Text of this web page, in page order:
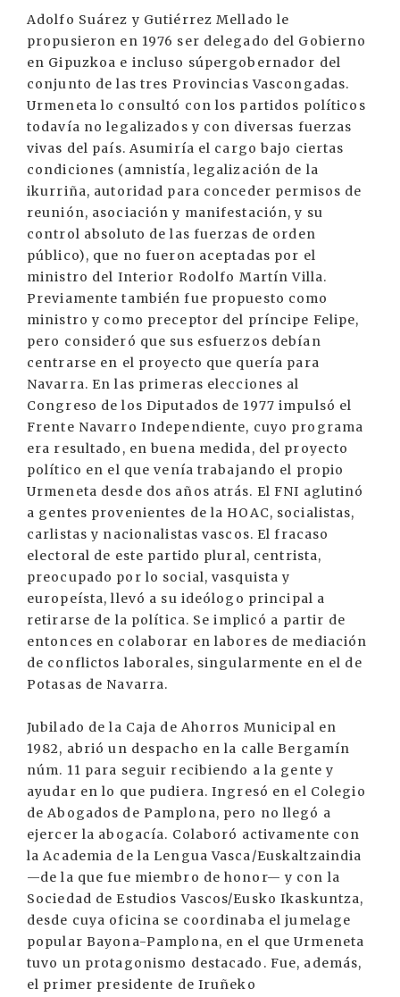
Adolfo Suárez y Gutiérrez Mellado le
propusieron en 1976 ser delegado del Gobierno
en Gipuzkoa e incluso súpergobernador del
conjunto de las tres Provincias Vascongadas.
Urmeneta lo consultó con los partidos políticos
todavía no legalizados y con diversas fuerzas
vivas del país. Asumiría el cargo bajo ciertas
condiciones (amnistía, legalización de la
ikurriña, autoridad para conceder permisos de
reunión, asociación y manifestación, y su
control absoluto de las fuerzas de orden
público), que no fueron aceptadas por el
ministro del Interior Rodolfo Martín Villa.
Previamente también fue propuesto como
ministro y como preceptor del príncipe Felipe,
pero consideró que sus esfuerzos debían
centrarse en el proyecto que quería para
Navarra. En las primeras elecciones al
Congreso de los Diputados de 1977 impulsó el
Frente Navarro Independiente, cuyo programa
era resultado, en buena medida, del proyecto
político en el que venía trabajando el propio
Urmeneta desde dos años atrás. El FNI aglutinó
a gentes provenientes de la HOAC, socialistas,
carlistas y nacionalistas vascos. El fracaso
electoral de este partido plural, centrista,
preocupado por lo social, vasquista y
europeísta, llevó a su ideólogo principal a
retirarse de la política. Se implicó a partir de
entonces en colaborar en labores de mediación
de conflictos laborales, singularmente en el de
Potasas de Navarra.
Jubilado de la Caja de Ahorros Municipal en
1982, abrió un despacho en la calle Bergamín
núm. 11 para seguir recibiendo a la gente y
ayudar en lo que pudiera. Ingresó en el Colegio
de Abogados de Pamplona, pero no llegó a
ejercer la abogacía. Colaboró activamente con
la Academia de la Lengua Vasca/Euskaltzaindia
—de la que fue miembro de honor— y con la
Sociedad de Estudios Vascos/Eusko Ikaskuntza,
desde cuya oficina se coordinaba el jumelage
popular Bayona-Pamplona, en el que Urmeneta
tuvo un protagonismo destacado. Fue, además,
el primer presidente de Iruñeko